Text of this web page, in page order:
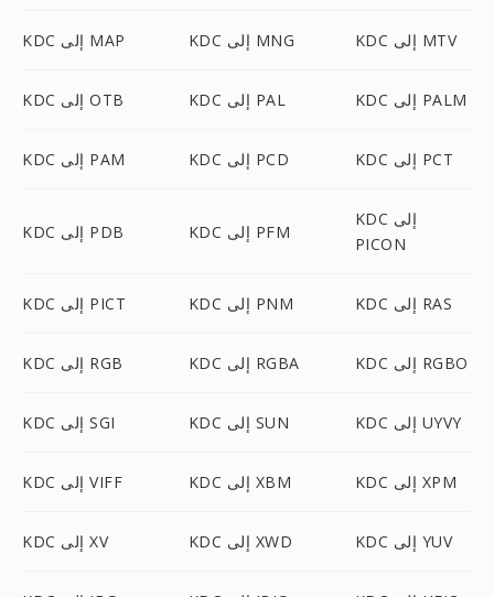
KDC إلى MAP KDC إلى MNG KDC إلى MTV
KDC إلى OTB KDC إلى PAL KDC إلى PALM
KDC إلى PAM KDC إلى PCD KDC إلى PCT
KDC إلى PDB KDC إلى PFM
KDC إلى
PICON
KDC إلى PICT KDC إلى PNM KDC إلى RAS
KDC إلى RGB KDC إلى RGBA KDC إلى RGBO
KDC إلى SGI KDC إلى SUN KDC إلى UYVY
KDC إلى VIFF KDC إلى XBM KDC إلى XPM
KDC إلى XV KDC إلى XWD KDC إلى YUV